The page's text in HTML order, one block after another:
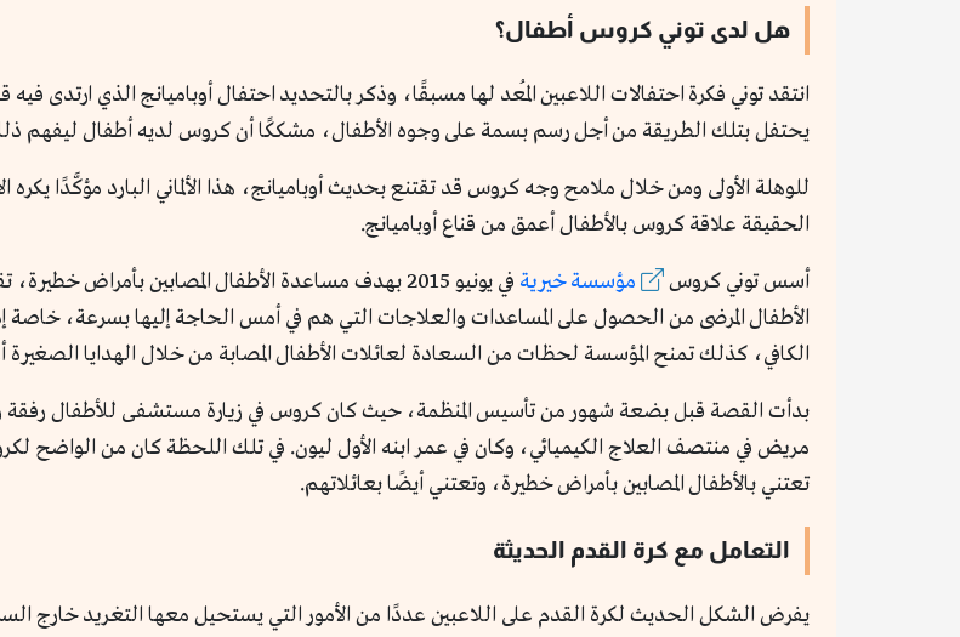
هل لدى توني كروس أطفال؟
انتقد توني فكرة احتفالات اللاعبين المُعد لها مسبقًا، وذكر بالتحديد احتفال أوباميانج الذي ارتدى
يحتفل بتلك الطريقة من أجل رسم بسمة على وجوه الأطفال، مشككًا أن كروس لديه أطفال ليفهم
للوهلة الأولى ومن خلال ملامح وجه كروس قد تقتنع بحديث أوباميانج، هذا الألماني البارد مؤكَّدًا
الحقيقة علاقة كروس بالأطفال أعمق من قناع أوباميانج.
أسس توني كروس مؤسسة خيرية
في يونيو 2015 بهدف مساعدة الأطفال المصابين
الأطفال المرضى من الحصول على المساعدات والعلاجات التي هم في أمس الحاجة إليها بسرعة، خاصة
الكافي، كذلك تمنح المؤسسة لحظات من السعادة لعائلات الأطفال المصابة من خلال الهدايا الصغيرة
بدأت القصة قبل بضعة شهور من تأسيس المنظمة، حيث كان كروس في زيارة مستشفى للأطفال رفقة
مريض في منتصف العلاج الكيميائي، وكان في عمر ابنه الأول ليون. في تلك اللحظة كان من الواضح
تعتني بالأطفال المصابين بأمراض خطيرة، وتعتني أيضًا بعائلاتهم.
التعامل مع كرة القدم الحديثة
يفرض الشكل الحديث لكرة القدم على اللاعبين عددًا من الأمور التي يستحيل معها التغريد خارج